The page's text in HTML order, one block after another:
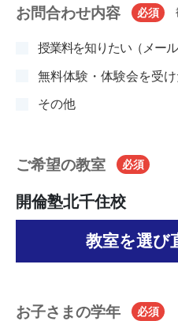
お問合わせ内容 必須
授業料を知りたい（メール
無料体験・体験会を受
その他
ご希望の教室 必須
開倫塾北千住校
教室を選び
お子さまの学年 必須